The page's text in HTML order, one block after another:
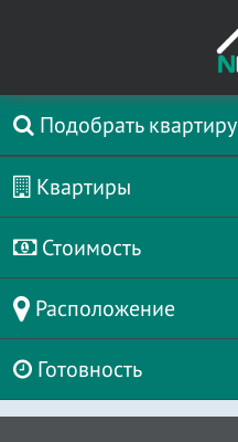
Подобрать квартиру
Квартиры
Стоимость
Расположение
Готовность